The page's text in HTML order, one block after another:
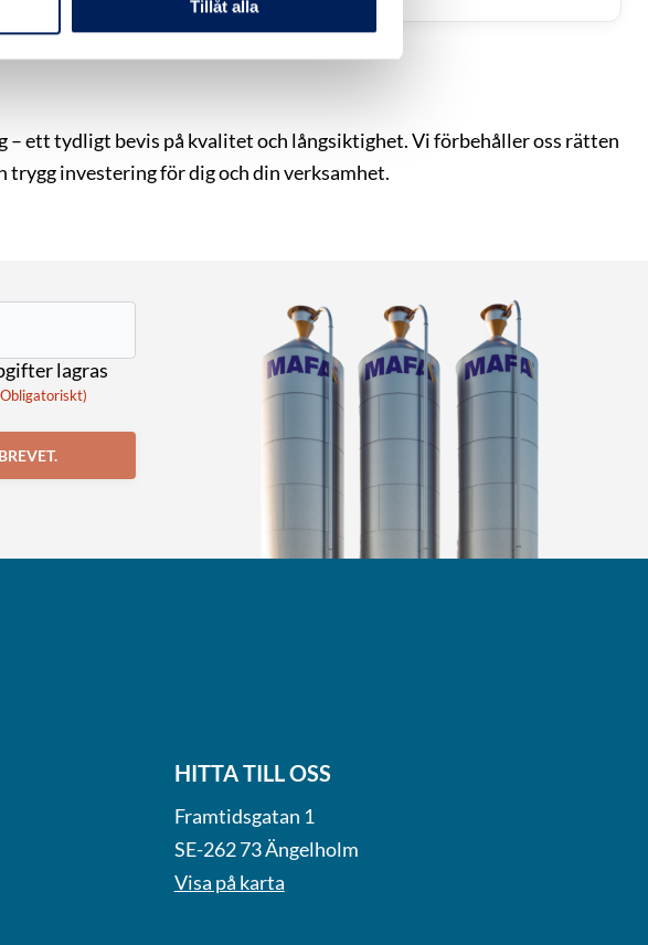
Tillåt alla
ett tydligt bevis på kvalitet och långsiktighet. Vi förbehåller oss rätten
investering för dig och din verksamhet.
lagras
HITTA TILL OSS
Framtidsgatan 1
SE-262 73 Ängelholm
Visa på karta